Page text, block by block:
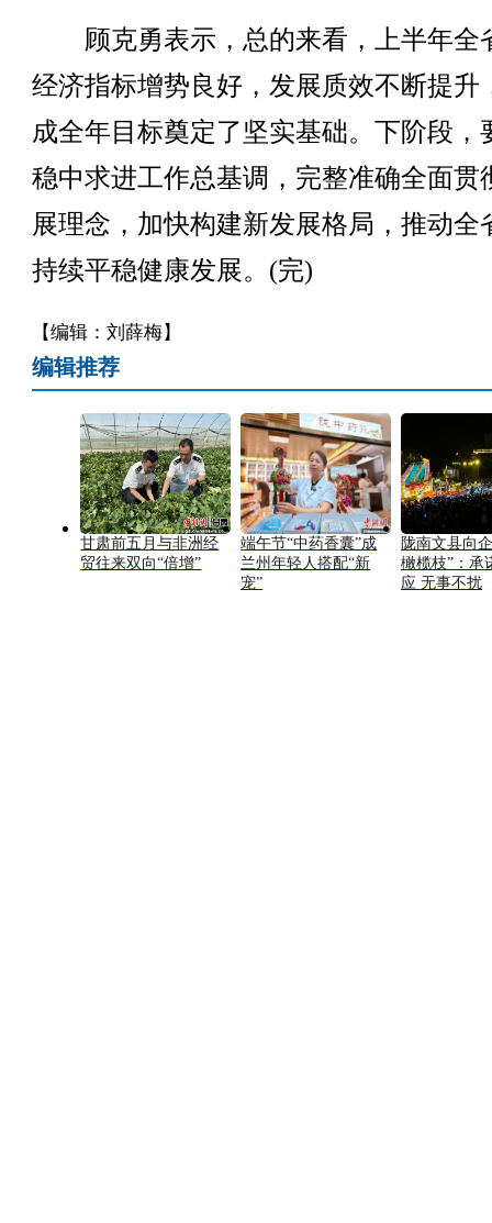
顾克勇表示，总的来看，上半年全
经济指标增势良好，发展质效不断提升
成全年目标奠定了坚实基础。下阶段，
稳中求进工作总基调，完整准确全面贯
展理念，加快构建新发展格局，推动全
持续平稳健康发展。(完)
【编辑：刘薛梅】
编辑推荐
甘肃前五月与非洲经
贸往来双向“倍增”
端午节“中药香囊”成
兰州年轻人搭配“新
宠”
陇南文县向
橄榄枝”：承
应 无事不扰